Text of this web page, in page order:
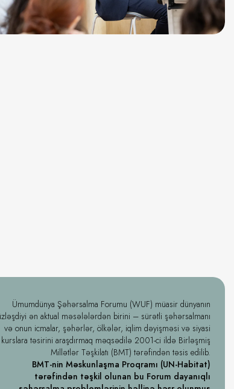
Ümumdünya Şəhərsalma Forumu (WUF) müasir dünyanın
ən aktual məsələlərdən birini – sürətli şəhərsalmanı
və onun icmalar, şəhərlər, ölkələr, iqlim dəyişməsi və siyasi
kurslara təsirini araşdırmaq məqsədilə 2001-ci ildə Birləşmiş
Millətlər Təşkilatı (BMT) tərəfindən təsis edilib.
BMT-nin Məskunlaşma Proqramı (UN-Habitat)
tərəfindən təşkil olunan bu Forum dayanıqlı